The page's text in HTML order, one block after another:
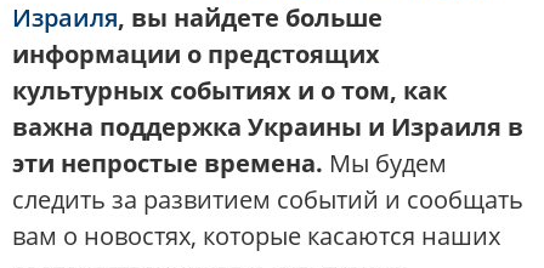
Израиля, вы найдете больше
информации о предстоящих
культурных событиях и о том, как
важна поддержка Украины и Израиля в
эти непростые времена. Мы будем
следить за развитием событий и сообщать
вам о новостях, которые касаются наших